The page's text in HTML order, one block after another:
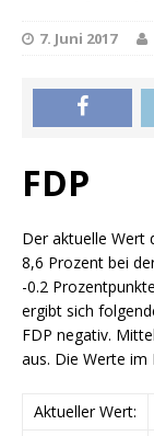
7. Juni 2017
FDP
Der aktuelle Wert
8,6 Prozent bei
-0.2
ergibt sich
FDP negativ.
aus. Die Werte im
Aktueller Wert: